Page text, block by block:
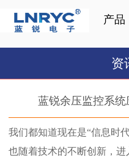
产品
资
蓝锐余压监控系
我们都知道现在是“信息时
也随着技术的不断创新，